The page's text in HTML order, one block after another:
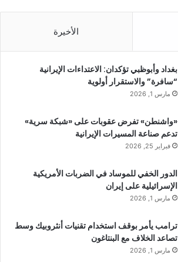
الأخيرة
بغداد وأبوظبي تؤكدان: الاعتداءات الإيرانية
“سافرة” والاستقرار أولوية
مارس 1, 2026
«واشنطن» تفرض عقوبات على «شبكة سرية»
تدعم صناعة المسيرات الإيرانية
فبراير 25, 2026
الدور الخفي للموساد في الضربات الأمريكية
الإسرائيلية على إيران
مارس 1, 2026
ترامب يأمر بوقف استخدام تقنيات أنثروبيك وسط
تصاعد الخلاف مع البنتاغون
مارس 1, 2026